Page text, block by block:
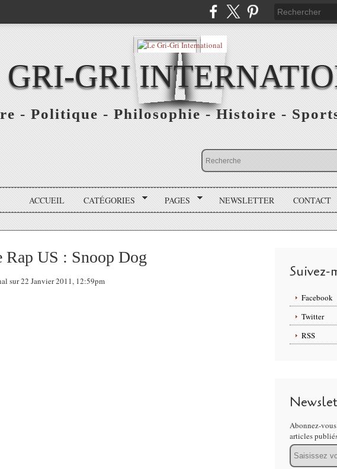
GRI
- Politique - Philosophie - Histoire -
ACCUEIL CATÉGORIES PAGES NEWSLETTER CONTACT
US : Snoop Dog
sur 22 Janvier 2011, 12:59pm
Suivez-
Facebook
Twitter
RSS
Abonnez-
articles
Email